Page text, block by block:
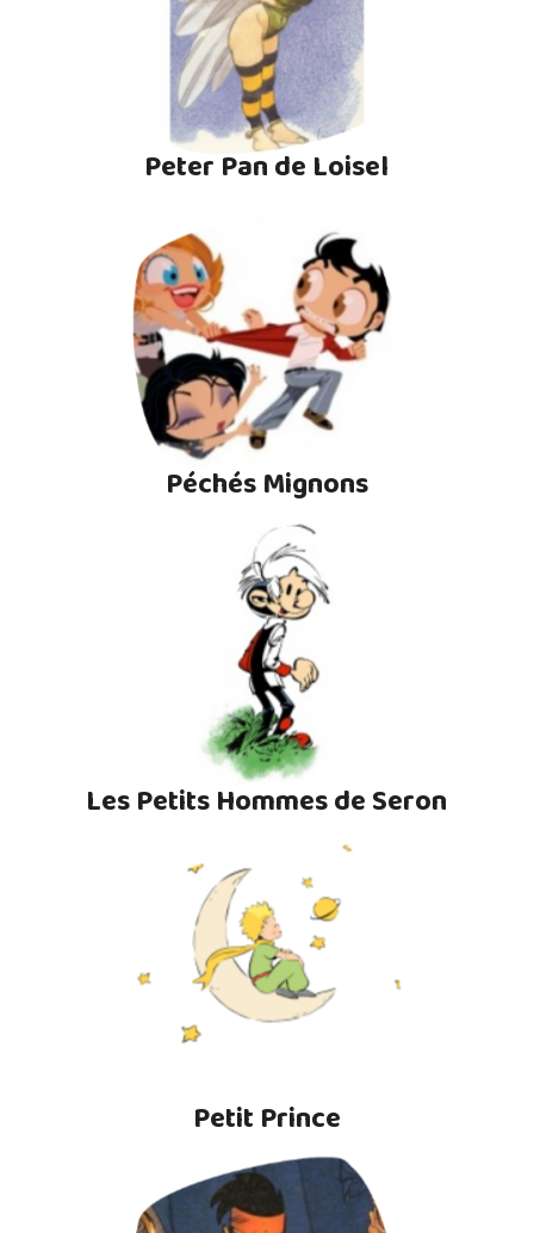
Peter Pan de Loisel
Péchés Mignons
Les Petits Hommes de Seron
Petit Prince